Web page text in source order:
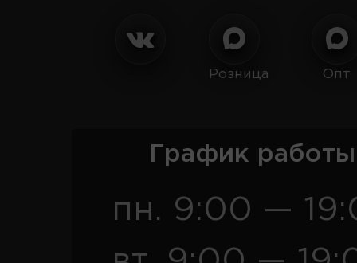
Розница Опт
График
пн. 9:00 —